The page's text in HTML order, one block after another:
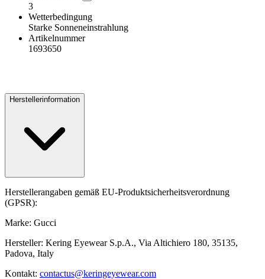
3
Wetterbedingung
Starke Sonneneinstrahlung
Artikelnummer
1693650
Herstellerinformation
Herstellerangaben gemäß EU-Produktsicherheitsverordnung
(GPSR):
Marke: Gucci
Hersteller: Kering Eyewear S.p.A., Via Altichiero 180, 35135,
Padova, Italy
Kontakt: contactus@keringeyewear.com